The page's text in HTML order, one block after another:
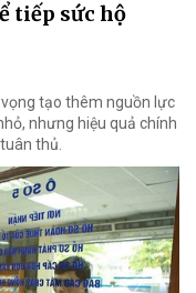
tiếp sức hộ
tạo thêm nguồn lực
nhưng hiệu quả chính
thủ.